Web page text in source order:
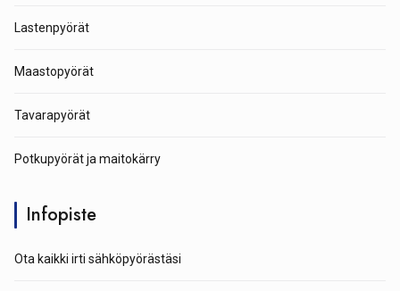
Lastenpyörät
Maastopyörät
Tavarapyörät
Potkupyörät ja maitokärry
Infopiste
Ota kaikki irti sähköpyörästäsi